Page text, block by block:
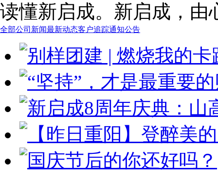
读懂新启成。新启成，由
全部公司新闻最新动态客户追踪通知公告